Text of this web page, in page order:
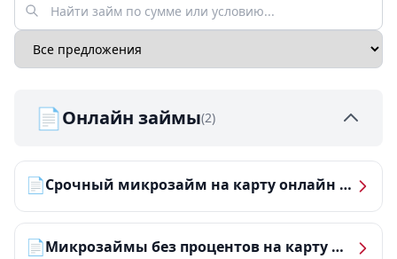
📄Онлайн займы(2)
📄 Срочный микрозайм на карту онлайн — получить деньги за 5 минут
📄 Микрозаймы без процентов на карту — ТОП-10 за 2026 год